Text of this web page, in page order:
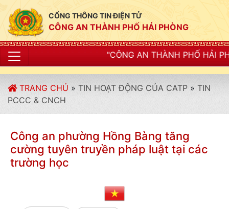
CỔNG THÔNG TIN ĐIỆN TỬ
CÔNG AN THÀNH PHỐ HẢI PHÒNG
"CÔNG AN THÀNH PHỐ HẢI PHÒNG SIẾT
TRANG CHỦ » TIN HOẠT ĐỘNG CỦA CATP » TIN
PCCC & CNCH
Công an phường Hồng Bàng tăng
cường tuyên truyền pháp luật tại các
trường học